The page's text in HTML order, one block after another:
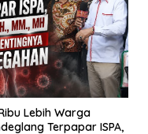
Lebih Warga
Terpapar ISPA,